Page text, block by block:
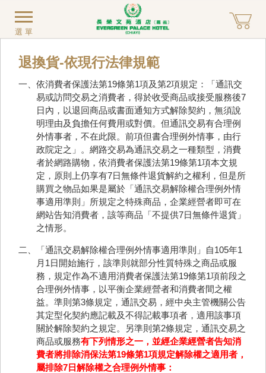
選單
退換貨-依現行法律規範
一、依消費者保護法第19條第1項及第2項規定：「通訊交
易或訪問交易之消費者，得於收受商品或接受服務後7
日內，以退回商品或書面通知方式解除契約，無須說
明理由及負擔任何費用或對價。但通訊交易有合理例
外情事者，不在此限。前項但書合理例外情事，由行
政院定之」。網路交易為通訊交易之一種類型，消費
者於網路購物，依消費者保護法第19條第1項本文規
定，原則上仍享有7日無條件退貨解約之權利，但是所
購買之物品如果是屬於「通訊交易解除權合理例外情
事適用準則」所規定之特殊商品，企業經營者即可在
網站告知消費者，該等商品「不提供7日無條件退貨」
之情形。
二、「通訊交易解除權合理例外情事適用準則」自105年1
月1日開始施行，該準則就部分性質特殊之商品或服
務，規定作為不適用消費者保護法第19條第1項前段之
合理例外情事，以平衡企業經營者和消費者間之權
益。準則第3條規定，通訊交易，經中央主管機關公告
其定型化契約應記載及不得記載事項者，適用該事項
關於解除契約之規定。另準則第2條規定，通訊交易之
商品或服務有下列情形之一，並經企業經營者告知消
費者將排除消保法第19條第1項規定解除權之適用者，
屬排除7日解除權之合理例外情事：